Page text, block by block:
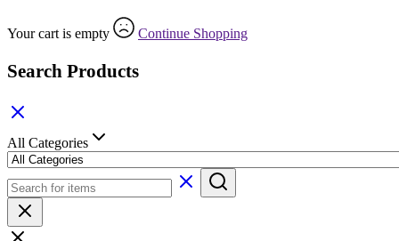
Your cart is empty Continue Shopping
Search Products
All Categories